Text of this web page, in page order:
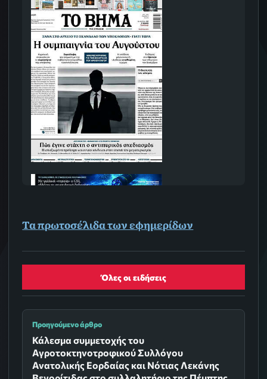
Ταπρωτοσέλιδατων εφημερίδων
Όλες οι ειδήσεις
Προηγούμενο άρθρο
Κάλεσμα συμμετοχής του
Αγροτοκτηνοτροφικού Συλλόγου
Ανατολικής Εορδαίας και Νότιας Λεκάνης